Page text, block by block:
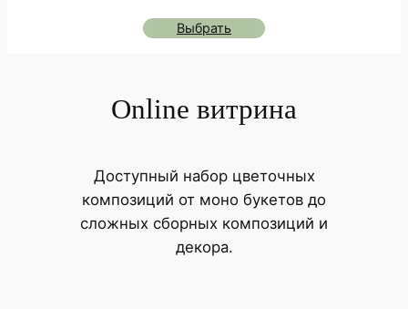
Выбрать
Online витрина
Доступный набор цветочных
композиций от моно букетов до
сложных сборных композиций и
декора.